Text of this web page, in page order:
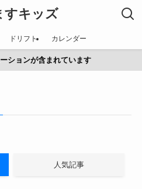
すキッズ
ドリフト カレンダー
ションが含まれています
人気記事